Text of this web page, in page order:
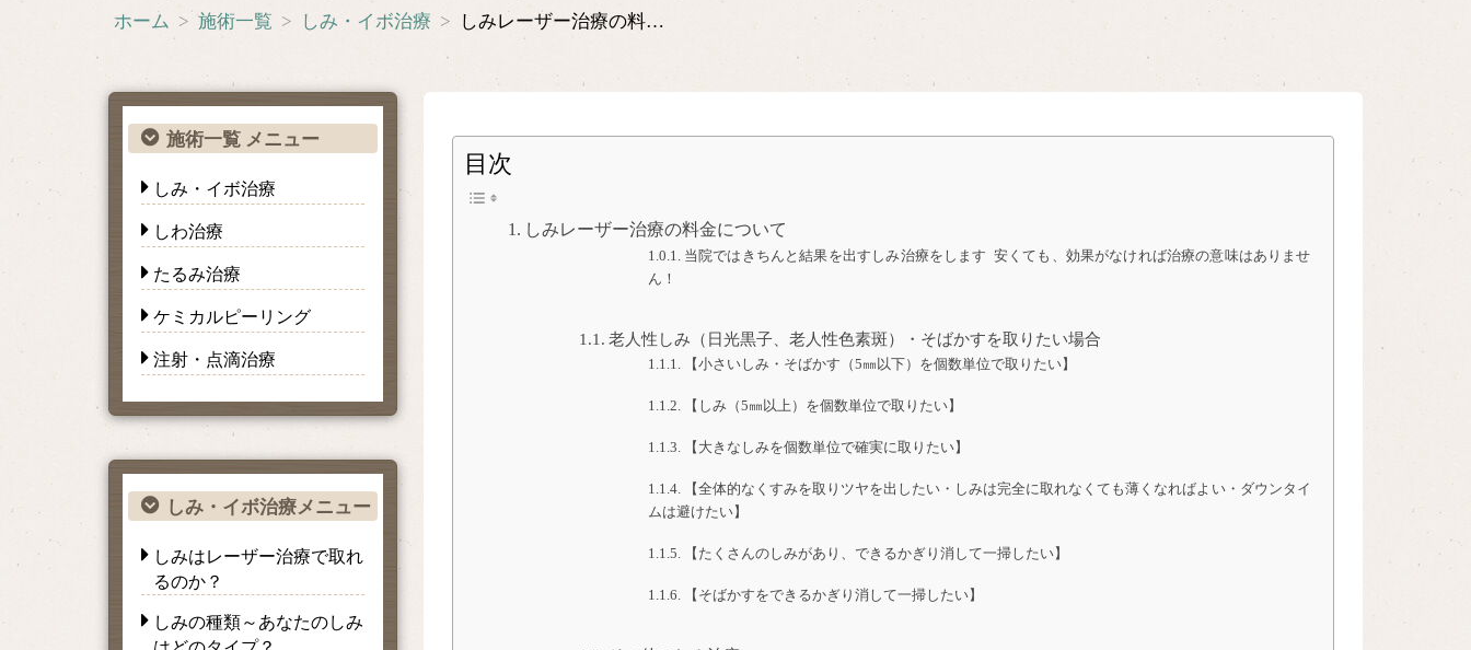
ホーム > 施術一覧 > しみ・イボ治療 > しみレーザー治療の料金について
施術一覧 メニュー
しみ・イボ治療
しわ治療
たるみ治療
ケミカルピーリング
注射・点滴治療
しみ・イボ治療メニュー
しみはレーザー治療で取れ
るのか？
しみの種類～あなたのしみ
目次
しみレーザー治療の料金について
当院ではきちんと結果を出すしみ治療をします 安くても、効果がなければ治療の意味はありませ
ん！
老人性しみ（日光黒子、老人性色素斑）・そばかすを取りたい場合
【小さいしみ・そばかす（5㎜以下）を個数単位で取りたい】
【しみ（5㎜以上）を個数単位で取りたい】
【大きなしみを個数単位で確実に取りたい】
【全体的なくすみを取りツヤを出したい・しみは完全に取れなくても薄くなればよい・ダウンタイ
ムは避けたい】
【たくさんのしみがあり、できるかぎり消して一掃したい】
【そばかすをできるかぎり消して一掃したい】